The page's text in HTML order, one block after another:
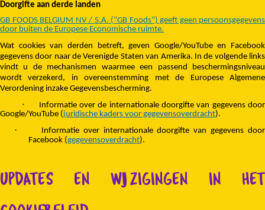
Doorgifte aan derde landen
GB FOODS BELGIUM NV / S.A. (“GB Foods”) geeft geen persoonsgegevens
door buiten de Europese Economische ruimte.
Wat cookies van derden betreft, geven Google/YouTube en Facebook
gegevens door naar de Verenigde Staten van Amerika. In de volgende links
vindt u de mechanismen waarmee een passend beschermingsniveau
wordt verzekerd, in overeenstemming met de Europese Algemene
Verordening inzake Gegevensbescherming.
·
Informatie over de internationale doorgifte van gegevens door
Google/YouTube (juridische kaders voor gegevensoverdracht).
·
Informatie over internationale doorgifte van gegevens door
Facebook (gegevensoverdracht).
UPDATES EN WIJZIGINGEN IN HET